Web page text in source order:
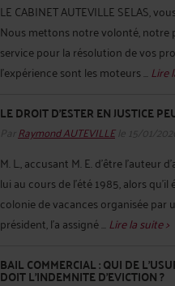
LE CABINET AUTEVILLE SELAS,
Nous mettons notre volonté, notre
service pour la résolution de vos
l’expérience sont les moteurs ...Lire
LE DROIT D’ESTER EN JUSTICE
Par Raymond AUTEVILLEle 15/01/
M. L., accusant M. E. d'être l'auteur
lui au cours de l'été 1985, alors
colonie de vacances organisée
président, l'a assigné ...Lire la suite >
BAIL COMMERCIAL : QUI DE
DOIT L’INDEMNITE D’EVICTION ?